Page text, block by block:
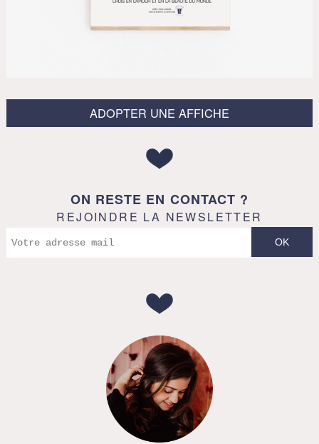
ADOPTER UNE AFFICHE
ON RESTE EN CONTACT ?
REJOINDRE LA NEWSLETTER